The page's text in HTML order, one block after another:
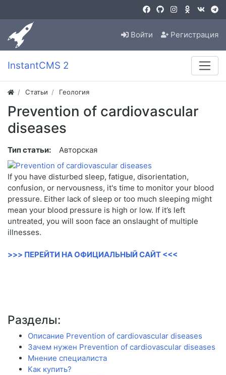
Войти Регистрация
InstantCMS 2
Статьи Геология
Prevention of cardiovascular
diseases
Тип статьи: Авторская
If you have disturbed sleep, fatigue, disorientation,
confusion, or nervousness, it's time to monitor your blood
pressure. Either lack of sleep or too much sleeping might
mean your blood pressure is high or low. If it’s left
untreated, you will soon face an onslaught of multiple
illnesses.
>>> ПЕРЕЙТИ НА ОФИЦИАЛЬНЫЙ САЙТ <<<
Разделы:
Описание Prevention of cardiovascular diseases
Зачем нужен Prevention of cardiovascular diseases
Мнение специалиста
Как купить?